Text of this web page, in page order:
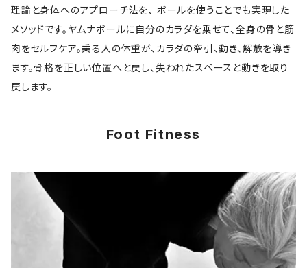
理論と身体へのアプローチ法を、 ボールを使うことでも実現した
メソッドです。ヤムナボールに自分のカラダを乗せて、全身の骨と筋
肉をセルフケア。乗る人の体重が、カラダの牽引、動き、解放を導き
ます。骨格を正しい位置へと戻し、失われたスペースと動きを取り
戻します。
Foot Fitness